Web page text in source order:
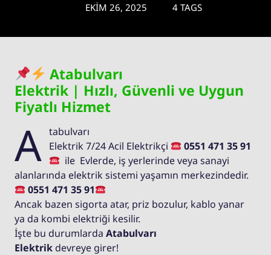
EKIM 26, 2025 4 TAGS
Atabulvarı
Elektrik | Hızlı, Güvenli ve Uygun
Fiyatlı Hizmet
A tabulvarı
Elektrik 7/24 Acil Elektrikçi
0551 471 35 91
ile Evlerde, iş yerlerinde veya sanayi
alanlarında elektrik sistemi yaşamın merkezindedir.
0551 471 35 91
Ancak bazen sigorta atar, priz bozulur, kablo yanar
ya da kombi elektriği kesilir.
İşte bu durumlarda Atabulvarı
Elektrik devreye girer!